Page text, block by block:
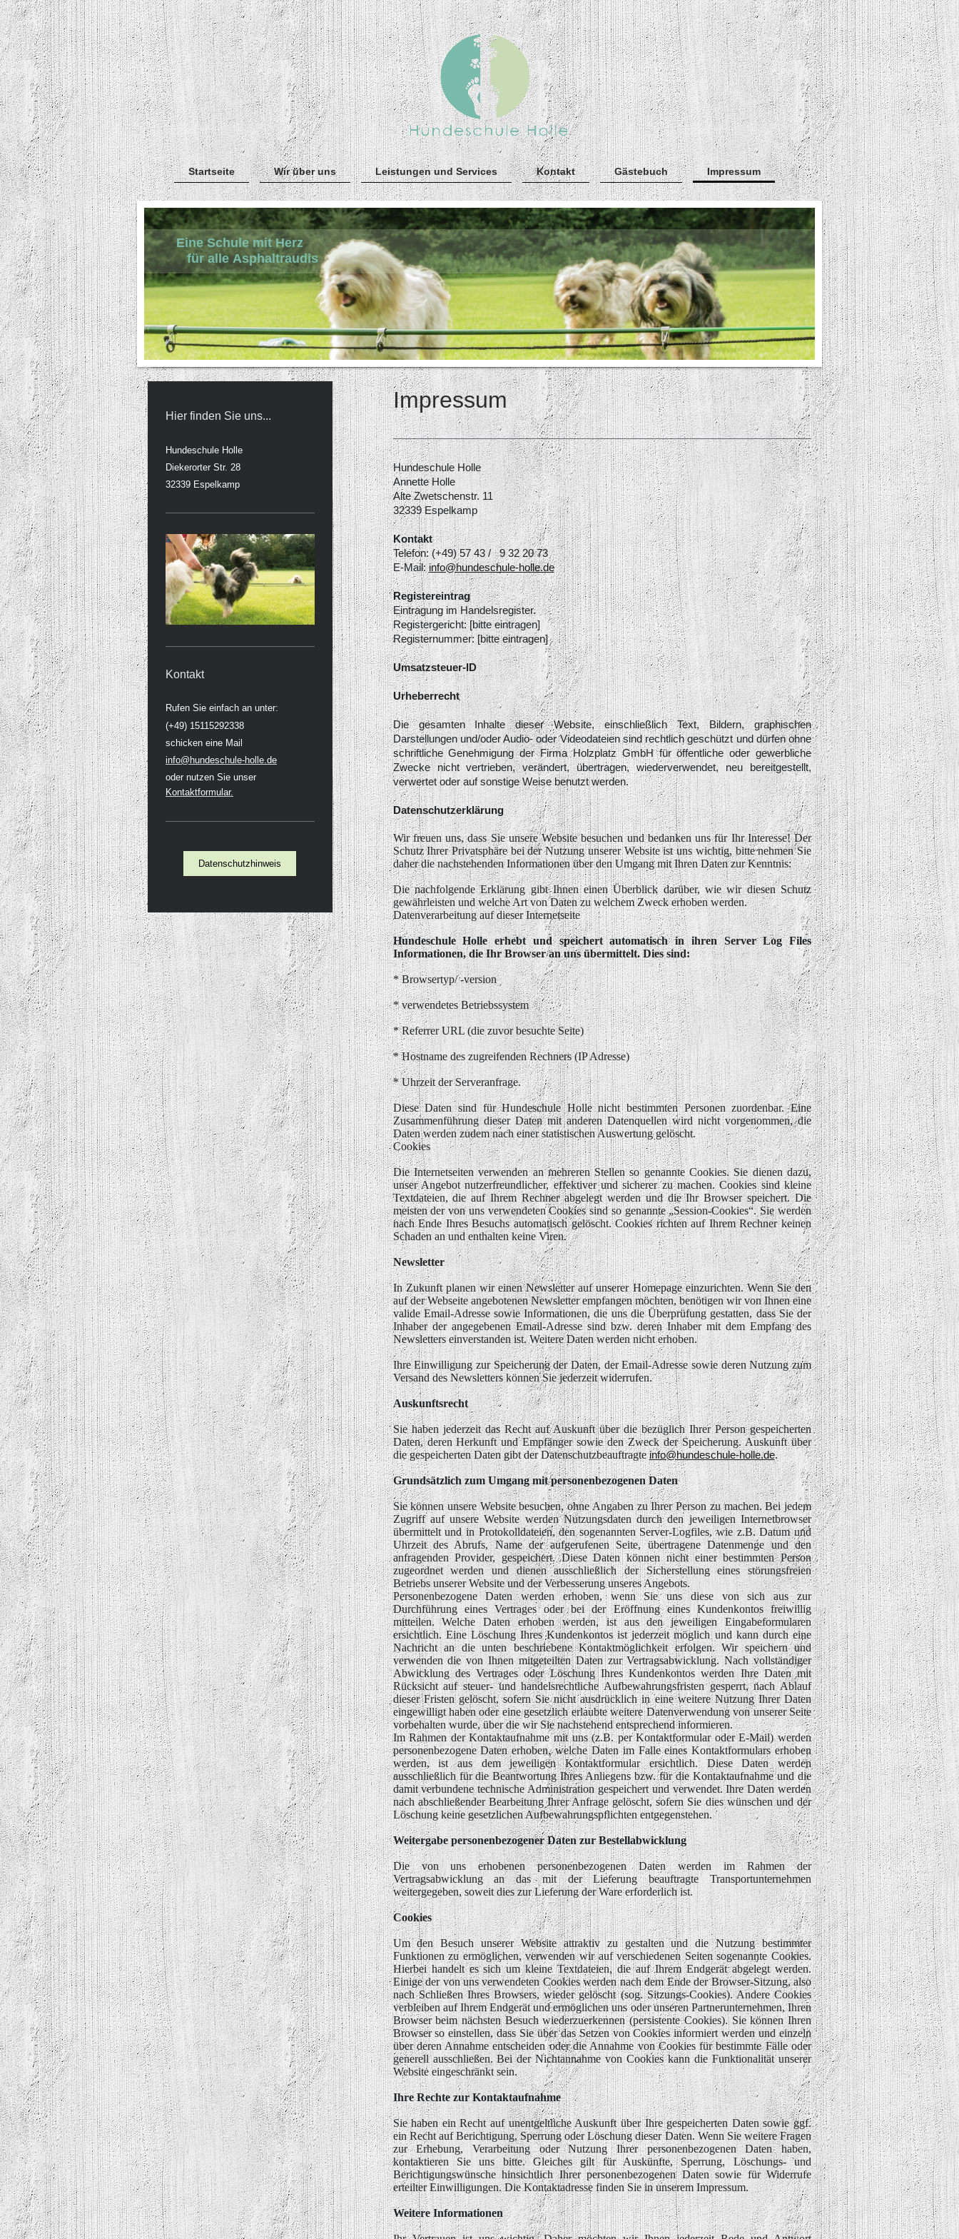
Startseite Wir über uns Leistungen und Services Kontakt Gästebuch Impressum
Eine Schule mit Herz
für alle Asphaltraudis
Impressum
Hundeschule Holle
Annette Holle
Alte Zwetschenstr. 11
32339 Espelkamp
Kontakt
Telefon: (+49) 57 43 / 9 32 20 73
E-Mail:info@hundeschule-holle.de
Registereintrag
Eintragung im Handelsregister.
Registergericht: [bitte eintragen]
Registernummer: [bitte eintragen]
Umsatzsteuer-ID
Urheberrecht
Die gesamten Inhalte dieser Website, einschließlich Text, Bildern, graphischen
Darstellungen und/oder Audio- oder Videodateien sind rechtlich geschützt und dürfen ohne
schriftliche Genehmigung der Firma Holzplatz GmbH für öffentliche oder gewerbliche
Zwecke nicht vertrieben, verändert, übertragen, wiederverwendet, neu bereitgestellt,
verwertet oder auf sonstige Weise benutzt werden.
Datenschutzerklärung
Wir freuen uns, dass Sie unsere Website besuchen und bedanken uns für Ihr Interesse! Der
Schutz Ihrer Privatsphäre bei der Nutzung unserer Website ist uns wichtig, bitte nehmen Sie
daher die nachstehenden Informationen über den Umgang mit Ihren Daten zur Kenntnis:
Die nachfolgende Erklärung gibt Ihnen einen Überblick darüber, wie wir diesen Schutz
gewährleisten und welche Art von Daten zu welchem Zweck erhoben werden.
Datenverarbeitung auf dieser Internetseite
Hundeschule Holle erhebt und speichert automatisch in ihren Server Log Files
Informationen, die Ihr Browser an uns übermittelt. Dies sind:
* Browsertyp/ -version
* verwendetes Betriebssystem
* Referrer URL (die zuvor besuchte Seite)
* Hostname des zugreifenden Rechners (IP Adresse)
* Uhrzeit der Serveranfrage.
Diese Daten sind für Hundeschule Holle nicht bestimmten Personen zuordenbar. Eine
Zusammenführung dieser Daten mit anderen Datenquellen wird nicht vorgenommen, die
Daten werden zudem nach einer statistischen Auswertung gelöscht.
Cookies
Die Internetseiten verwenden an mehreren Stellen so genannte Cookies. Sie dienen dazu,
unser Angebot nutzerfreundlicher, effektiver und sicherer zu machen. Cookies sind kleine
Textdateien, die auf Ihrem Rechner abgelegt werden und die Ihr Browser speichert. Die
meisten der von uns verwendeten Cookies sind so genannte „Session-Cookies“. Sie werden
nach Ende Ihres Besuchs automatisch gelöscht. Cookies richten auf Ihrem Rechner keinen
Schaden an und enthalten keine Viren.
Newsletter
In Zukunft planen wir einen Newsletter auf unserer Homepage einzurichten. Wenn Sie den
auf der Webseite angebotenen Newsletter empfangen möchten, benötigen wir von Ihnen eine
valide Email-Adresse sowie Informationen, die uns die Überprüfung gestatten, dass Sie der
Inhaber der angegebenen Email-Adresse sind bzw. deren Inhaber mit dem Empfang des
Newsletters einverstanden ist. Weitere Daten werden nicht erhoben.
Ihre Einwilligung zur Speicherung der Daten, der Email-Adresse sowie deren Nutzung zum
Versand des Newsletters können Sie jederzeit widerrufen.
Auskunftsrecht
Sie haben jederzeit das Recht auf Auskunft über die bezüglich Ihrer Person gespeicherten
Daten, deren Herkunft und Empfänger sowie den Zweck der Speicherung. Auskunft über
die gespeicherten Daten gibt der Datenschutzbeauftragte info@hundeschule-holle.de.
Grundsätzlich zum Umgang mit personenbezogenen Daten
Sie können unsere Website besuchen, ohne Angaben zu Ihrer Person zu machen. Bei jedem
Zugriff auf unsere Website werden Nutzungsdaten durch den jeweiligen Internetbrowser
übermittelt und in Protokolldateien, den sogenannten Server-Logfiles, wie z.B. Datum und
Uhrzeit des Abrufs, Name der aufgerufenen Seite, übertragene Datenmenge und den
anfragenden Provider, gespeichert. Diese Daten können nicht einer bestimmten Person
zugeordnet werden und dienen ausschließlich der Sicherstellung eines störungsfreien
Betriebs unserer Website und der Verbesserung unseres Angebots.
Personenbezogene Daten werden erhoben, wenn Sie uns diese von sich aus zur
Durchführung eines Vertrages oder bei der Eröffnung eines Kundenkontos freiwillig
mitteilen. Welche Daten erhoben werden, ist aus den jeweiligen Eingabeformularen
ersichtlich. Eine Löschung Ihres Kundenkontos ist jederzeit möglich und kann durch eine
Nachricht an die unten beschriebene Kontaktmöglichkeit erfolgen. Wir speichern und
verwenden die von Ihnen mitgeteilten Daten zur Vertragsabwicklung. Nach vollständiger
Abwicklung des Vertrages oder Löschung Ihres Kundenkontos werden Ihre Daten mit
Rücksicht auf steuer- und handelsrechtliche Aufbewahrungsfristen gesperrt, nach Ablauf
dieser Fristen gelöscht, sofern Sie nicht ausdrücklich in eine weitere Nutzung Ihrer Daten
eingewilligt haben oder eine gesetzlich erlaubte weitere Datenverwendung von unserer Seite
vorbehalten wurde, über die wir Sie nachstehend entsprechend informieren.
Im Rahmen der Kontaktaufnahme mit uns (z.B. per Kontaktformular oder E-Mail) werden
personenbezogene Daten erhoben, welche Daten im Falle eines Kontaktformulars erhoben
werden, ist aus dem jeweiligen Kontaktformular ersichtlich. Diese Daten werden
ausschließlich für die Beantwortung Ihres Anliegens bzw. für die Kontaktaufnahme und die
damit verbundene technische Administration gespeichert und verwendet. Ihre Daten werden
nach abschließender Bearbeitung Ihrer Anfrage gelöscht, sofern Sie dies wünschen und der
Löschung keine gesetzlichen Aufbewahrungspflichten entgegenstehen.
Weitergabe personenbezogener Daten zur Bestellabwicklung
Die von uns erhobenen personenbezogenen Daten werden im Rahmen der
Vertragsabwicklung an das mit der Lieferung beauftragte Transportunternehmen
weitergegeben, soweit dies zur Lieferung der Ware erforderlich ist.
Cookies
Um den Besuch unserer Website attraktiv zu gestalten und die Nutzung bestimmter
Funktionen zu ermöglichen, verwenden wir auf verschiedenen Seiten sogenannte Cookies.
Hierbei handelt es sich um kleine Textdateien, die auf Ihrem Endgerät abgelegt werden.
Einige der von uns verwendeten Cookies werden nach dem Ende der Browser-Sitzung, also
nach Schließen Ihres Browsers, wieder gelöscht (sog. Sitzungs-Cookies). Andere Cookies
verbleiben auf Ihrem Endgerät und ermöglichen uns oder unseren Partnerunternehmen, Ihren
Browser beim nächsten Besuch wiederzuerkennen (persistente Cookies). Sie können Ihren
Browser so einstellen, dass Sie über das Setzen von Cookies informiert werden und einzeln
über deren Annahme entscheiden oder die Annahme von Cookies für bestimmte Fälle oder
generell ausschließen. Bei der Nichtannahme von Cookies kann die Funktionalität unserer
Website eingeschränkt sein.
Ihre Rechte zur Kontaktaufnahme
Sie haben ein Recht auf unentgeltliche Auskunft über Ihre gespeicherten Daten sowie ggf.
ein Recht auf Berichtigung, Sperrung oder Löschung dieser Daten. Wenn Sie weitere Fragen
zur Erhebung, Verarbeitung oder Nutzung Ihrer personenbezogenen Daten haben,
kontaktieren Sie uns bitte. Gleiches gilt für Auskünfte, Sperrung, Löschungs- und
Berichtigungswünsche hinsichtlich Ihrer personenbezogenen Daten sowie für Widerrufe
erteilter Einwilligungen. Die Kontaktadresse finden Sie in unserem Impressum.
Weitere Informationen
Hier finden Sie uns...
Hundeschule Holle
Diekerorter Str. 28
32339 Espelkamp
Kontakt
Rufen Sie einfach an unter:
(+49) 15115292338
schicken eine Mail
info@hundeschule-holle.de
oder nutzen Sie unser
Kontaktformular.
Datenschutzhinweis